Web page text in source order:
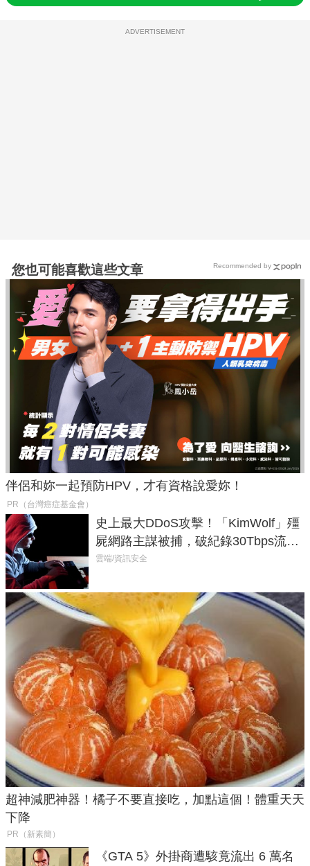
ADVERTISEMENT
您也可能喜歡這些文章
伴侶和妳一起預防HPV，才有資格說愛妳！
PR（台灣癌症基金會）
史上最大DDoS攻擊！「KimWolf」殭
屍網路主謀被捕，破紀錄30Tbps流量
癱瘓全球！
雲端/資訊安全
超神減肥神器！橘子不要直接吃，加點這個！體重天天
下降
PR（新素簡）
《GTA 5》外掛商遭駭竟流出 6 萬名
Recommended by